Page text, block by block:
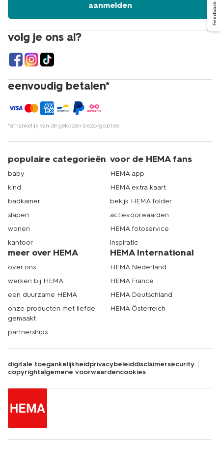
volg je ons al?
eenvoudig betalen*
*afhankelijk van de gekozen bezorgopties
aanmelden
populaire categorieën
baby
kind
badkamer
slapen
wonen
kantoor
voor de HEMA fans
HEMA app
HEMA extra kaart
bekijk HEMA folder
actievoorwaarden
HEMA fotoservice
inspiratie
meer over HEMA
over ons
werken bij HEMA
een duurzame HEMA
onze producten met liefde
gemaakt
partnerships
HEMA International
HEMA Nederland
HEMA France
HEMA Deutschland
HEMA Österreich
digitale toegankelijkheidprivacybeleiddisclaimersecurity
copyrightalgemene voorwaardencookies
Feedback